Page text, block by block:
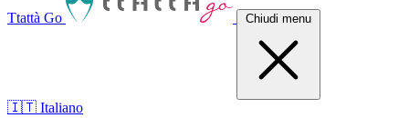
Ttattà Go Chiudi menu
🇮🇹 Italiano